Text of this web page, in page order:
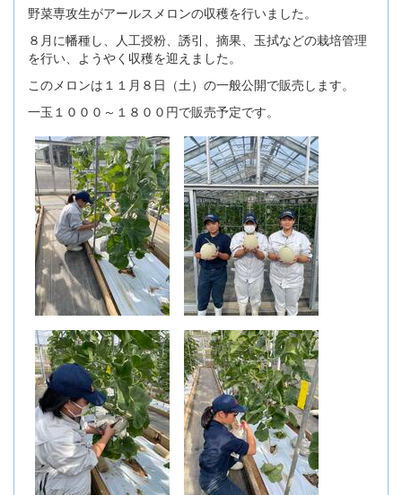
野菜専攻生がアールスメロンの収穫を行いました。
８月に幡種し、人工授粉、誘引、摘果、玉拭などの栽培管理
を行い、ようやく収穫を迎えました。
このメロンは１１月８日（土）の一般公開で販売します。
一玉１０００～１８００円で販売予定です。